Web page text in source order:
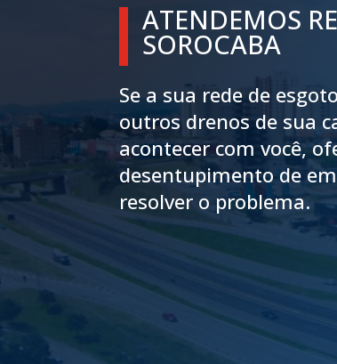
ATENDEMOS
SOROCABA
Se a sua rede de
outros drenos de sua
acontecer com você,
desentupimento de
resolver o problema.